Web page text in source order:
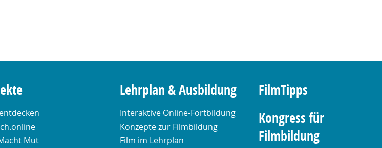
Mut
Lehrplan & Ausbildung
Interaktive Online-Fortbildung
Konzepte zur Filmbildung
Film im Lehrplan
FilmTipps
Kongress für
Filmbildung